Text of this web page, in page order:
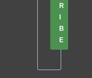
R
B
E